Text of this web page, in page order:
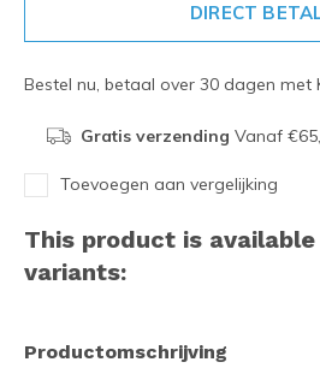
DIRECT
Bestel nu, betaal over 30 dagen met
Gratis verzending Vanaf
Toevoegen aan vergelijking
This product is
variants:
Productomschrijving